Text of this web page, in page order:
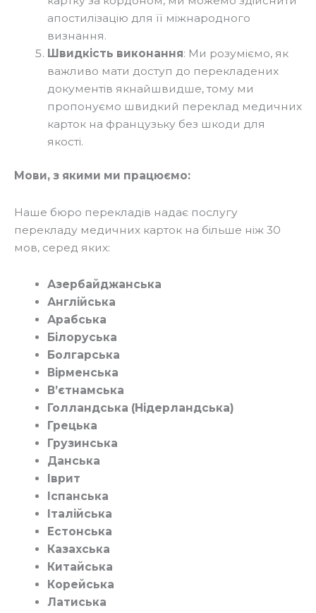
апостилізацію для її міжнародного
визнання.
Швидкість виконання: Ми розуміємо, як
важливо мати доступ до перекладених
документів якнайшвидше, тому ми
пропонуємо швидкий переклад медичних
карток на французьку без шкоди для
якості.
Мови, з якими ми працюємо:
Наше бюро перекладів надає послугу
перекладу медичних карток на більше ніж 30
мов, серед яких:
Азербайджанська
Англійська
Арабська
Білоруська
Болгарська
Вірменська
В’єтнамська
Голландська (Нідерландська)
Грецька
Грузинська
Данська
Іврит
Іспанська
Італійська
Естонська
Казахська
Китайська
Корейська
Латиська